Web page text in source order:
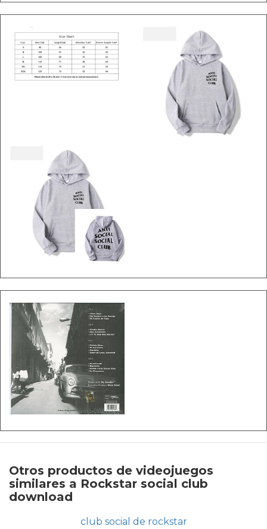
Otros productos de videojuegos
similares a Rockstar social club
download
club social de rockstar